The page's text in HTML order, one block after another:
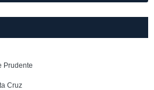
Prudente
Cruz